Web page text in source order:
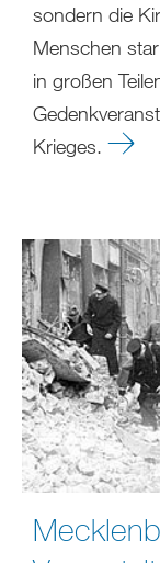
sondern die
Menschen
in großen
Krieges.